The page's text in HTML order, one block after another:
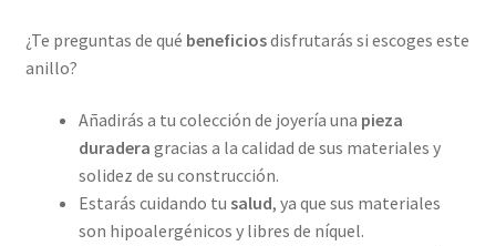
¿Te preguntas de qué beneficiosdisfrutarás si escoges este
anillo?
Añadirás a tu colección de joyería una pieza
duradera gracias a la calidad de sus materiales y
solidez de su construcción.
Estarás cuidando tu salud, ya que sus materiales
son hipoalergénicos y libres de níquel.